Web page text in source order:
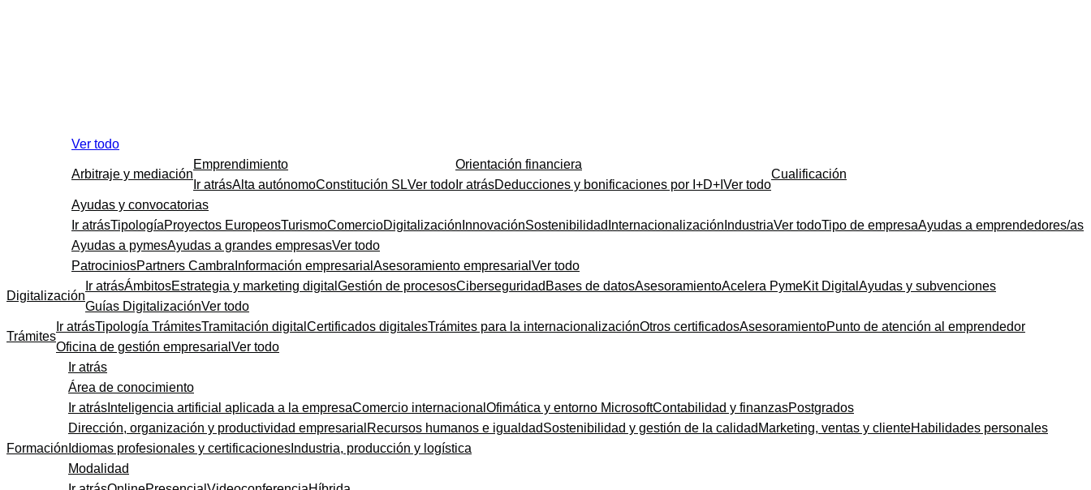
Ver todo
Arbitraje y mediación
Emprendimiento
Ir atrásAlta autónomoConstitución SLVer todo
Orientación financiera
Ir atrásDeducciones y bonificaciones por I+D+I Ver todo
Cualificación
Ayudas y convocatorias
Ir atrásTipologíaProyectos EuropeosTurismoComercioDigitalización InnovaciónSostenibilidad Internacionalización IndustriaVer todoTipo de empresaAyudas a emprendedores/as
Ayudas a pymesAyudas a grandes empresasVer todo
PatrociniosPartners Cambra Información empresarial Asesoramiento empresarial Ver todo
Digitalización
Ir atrásÁmbitosEstrategia y marketing digital Gestión de procesosCiberseguridad Bases de datosAsesoramientoAcelera PymeKit Digital Ayudas y subvenciones
Guías DigitalizaciónVer todo
Trámites
Ir atrásTipología TrámitesTramitación digital Certificados digitalesTrámites para la internacionalizaciónOtros certificadosAsesoramientoPunto de atención al emprendedor
Oficina de gestión empresarial Ver todo
Formación
Ir atrás
Área de conocimiento
Ir atrás Inteligencia artificial aplicada a la empresaComercio internacional Ofimática y entorno MicrosoftContabilidad y finanzasPostgrados
Dirección, organización y productividad empresarial Recursos humanos e igualdadSostenibilidad y gestión de la calidad Marketing, ventas y clienteHabilidades personales
Idiomas profesionales y certificaciones Industria, producción y logística
Modalidad